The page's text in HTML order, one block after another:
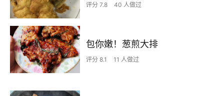
评分 7.8 40 人做过
包你嫩！葱煎大排
评分 8.1 11 人做过